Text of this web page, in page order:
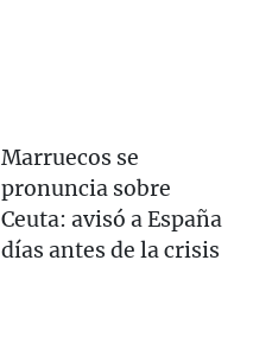
Marruecos se
pronuncia sobre
Ceuta: avisó a España
días antes de la crisis